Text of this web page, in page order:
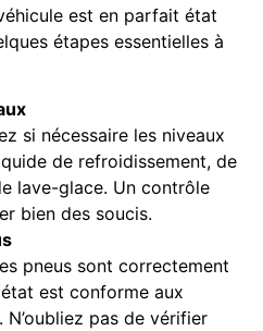
est en parfait état
étapes essentielles à
si nécessaire les niveaux
de refroidissement, de
lave-glace. Un contrôle
bien des soucis.
pneus sont correctement
est conforme aux
pas de vérifier